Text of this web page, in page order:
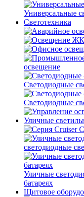
Универсальные
Светотехника
освещение
Светодиодные
Светодиодные
Уличные
светодиодные
Уличные
батареях
Щитовое